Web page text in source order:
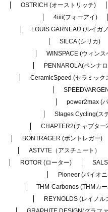
OSTRICH (オーストリッチ)
4iiii(フォーアイ)
LOUIS GARNEAU (ルイガ
SILCA (シリカ)
WINSPACE (ウィンス
PENNAROLA(ペンナ
CeramicSpeed (セラミック
power2max (
Stages Cycling(ス
CHAPTER2(チャプター
BONTRAGER (ボントレガー)
ASTVTE（アスチュート）
ROTOR (ローター)
Pioneer (パイオ
THM-Carbones (THMカ
REYNOLDS (レイノル